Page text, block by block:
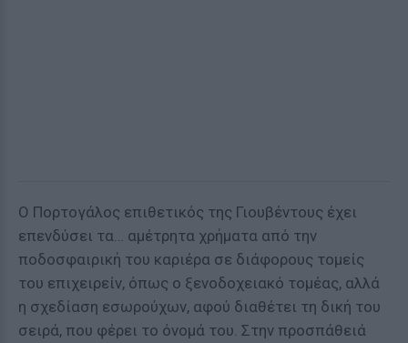
Ο Πορτογάλος επιθετικός της Γιουβέντους έχει
επενδύσει τα… αμέτρητα χρήματα από την
ποδοσφαιρική του καριέρα σε διάφορους τομείς
του επιχειρείν, όπως ο ξενοδοχειακό τομέας, αλλά
η σχεδίαση εσωρούχων, αφού διαθέτει τη δική του
σειρά, που φέρει το όνομά του. Στην προσπάθειά